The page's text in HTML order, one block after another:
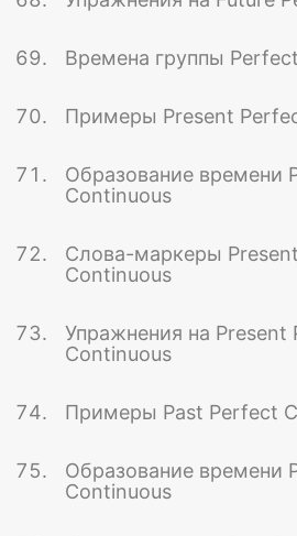
Времена группы
Примеры Present
Образование времени
Continuous
Слова-маркеры
Continuous
Упражнения на Present
Continuous
Примеры Past Perfect
Образование времени
Continuous